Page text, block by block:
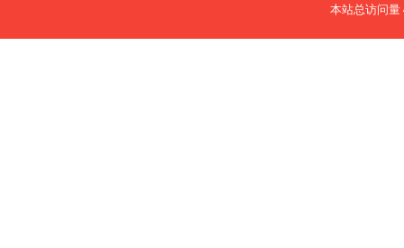
本站总访问量